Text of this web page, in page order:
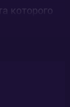
которого
же
Люпен.